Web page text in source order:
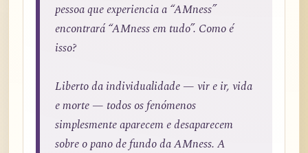
pessoa que experiencia a “AMness”
encontrará “AMness em tudo”. Como é
isso?
Liberto da individualidade — vir e ir, vida
e morte — todos os fenómenos
simplesmente aparecem e desaparecem
sobre o pano de fundo da AMness. A